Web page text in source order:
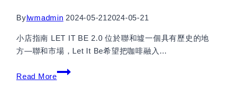
角
復
蘇】
Bylwmadmin 2024-05-212024-05-21
小店指南 LET IT BE 2.0 位於聯和墟一個具有歷史的地
方—聯和市場，Let It Be希望把咖啡融入…
Read More
社